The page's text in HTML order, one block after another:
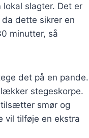
slagter. Det er
dette sikrer en
minutter, så
det på en pande.
stegeskorpe.
smør og
vil tilføje en ekstra